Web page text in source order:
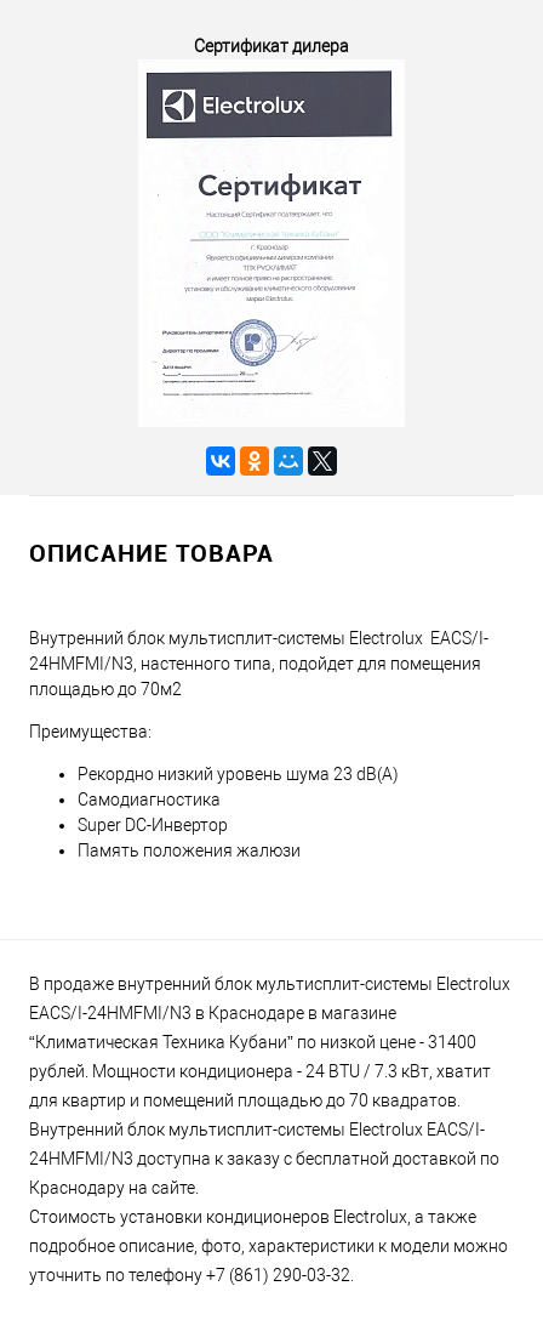
Сертификат дилера
ОПИСАНИЕ ТОВАРА
Внутренний блок мультисплит-системы Electrolux EACS/I-
24HMFMI/N3, настенного типа, подойдет для помещения
площадью до 70м2
Преимущества:
Рекордно низкий уровень шума 23 dB(A)
Самодиагностика
Super DC-Инвертор
Память положения жалюзи
В продаже внутренний блок мультисплит-системы Electrolux
EACS/I-24HMFMI/N3 в Краснодаре в магазине
“Климатическая Техника Кубани” по низкой цене - 31400
рублей. Мощности кондиционера - 24 BTU / 7.3 кВт, хватит
для квартир и помещений площадью до 70 квадратов.
Внутренний блок мультисплит-системы Electrolux EACS/I-
24HMFMI/N3 доступна к заказу с бесплатной доставкой по
Краснодару на сайте.
Стоимость установки кондиционеров Electrolux, а также
подробное описание, фото, характеристики к модели можно
уточнить по телефону +7 (861) 290-03-32.